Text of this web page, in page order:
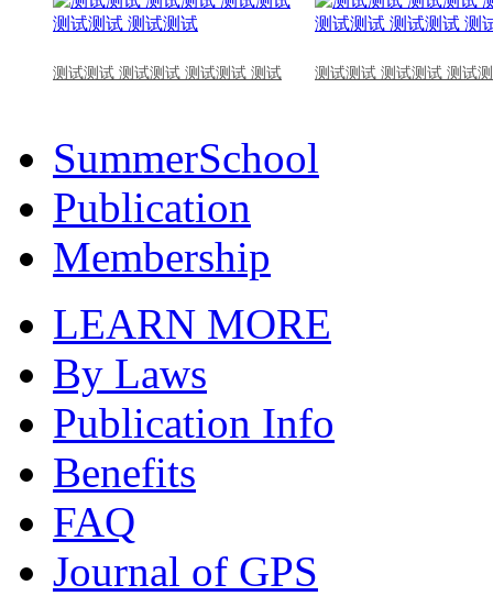
测试测试 测试测试 测试测试 测试 测试测试 测试测试 测试
SummerSchool
Publication
Membership
LEARN MORE
By Laws
Publication Info
Benefits
FAQ
Journal of GPS